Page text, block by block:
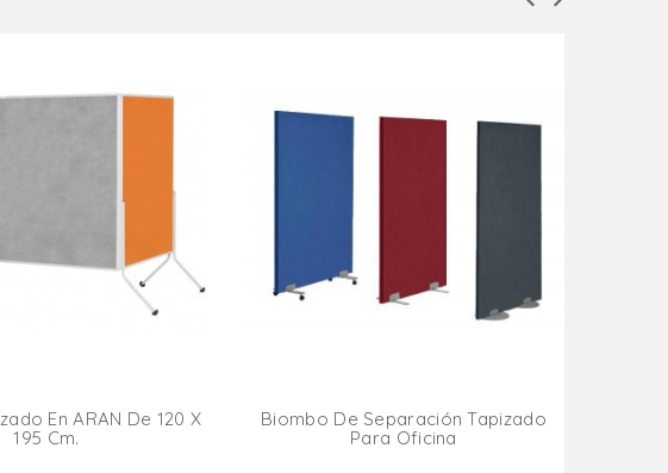
En ARAN De 120 X
195 Cm.
Biombo De Separación Tapizado
Para Oficina